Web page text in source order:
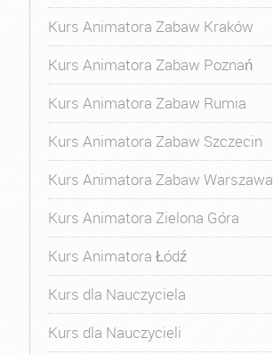
Kurs Animatora Zabaw Kraków
Kurs Animatora Zabaw Poznań
Kurs Animatora Zabaw Rumia
Kurs Animatora Zabaw Szczecin
Kurs Animatora Zabaw Warszawa
Kurs Animatora Zielona Góra
Kurs Animatora Łódź
Kurs dla Nauczyciela
Kurs dla Nauczycieli